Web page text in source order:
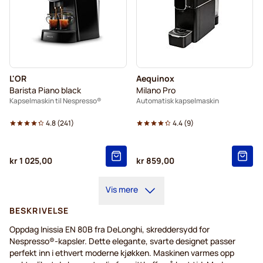
L'OR
Barista Piano black
Kapselmaskin til Nespresso®
4.8(241)
kr 1 025,00
Aequinox
Milano Pro
Automatisk kapselmaskin
4.4(9)
kr 859,00
Vis mere
BESKRIVELSE
Oppdag Inissia EN 80Bfra DeLonghi, skreddersyddfor
Nespresso®-kapsler. Dette elegante, svartedesignet passer
perfekt inn iethvert moderne kjøkken. Maskinenvarmesopp